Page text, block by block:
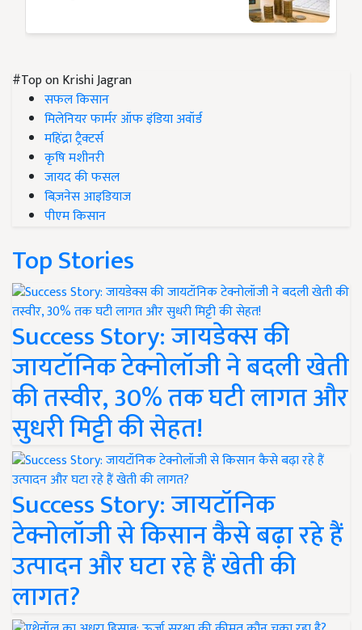
#Top on Krishi Jagran
सफल किसान
मिलेनियर फार्मर ऑफ इंडिया अवॉर्ड
महिंद्रा ट्रैक्टर्स
कृषि मशीनरी
जायद की फसल
बिज़नेस आइडियाज
पीएम किसान
Top Stories
Success Story: जायडेक्स की
जायटॉनिक टेक्नोलॉजी ने बदली खेती
की तस्वीर, 30% तक घटी लागत और
सुधरी मिट्टी की सेहत!
Success Story: जायटॉनिक
टेक्नोलॉजी से किसान कैसे बढ़ा रहे हैं
उत्पादन और घटा रहे हैं खेती की
लागत?